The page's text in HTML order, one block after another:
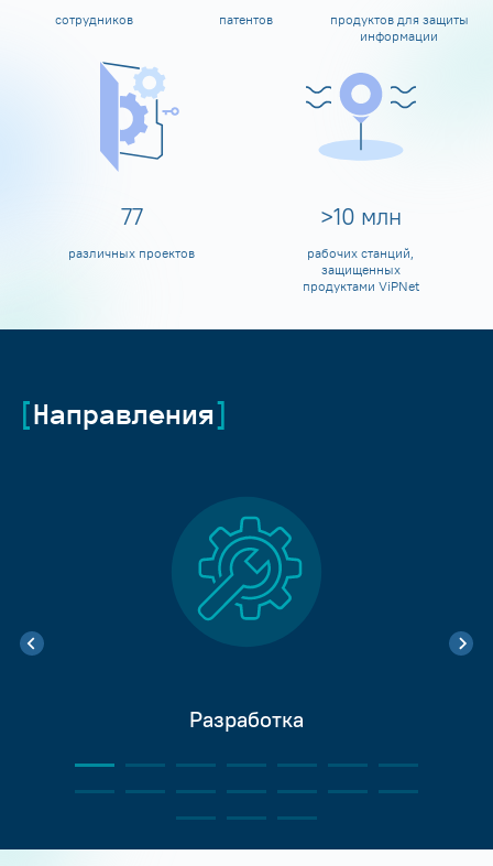
сотрудников патентов
продуктов для защиты
информации
80
различных проектов
>10 млн
рабочих станций,
защищенных
продуктами ViPNet
Направления
Разработка